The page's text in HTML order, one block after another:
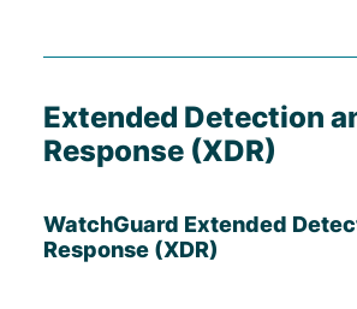
Extended Detection
Response (XDR)
WatchGuard Extended
Response (XDR)